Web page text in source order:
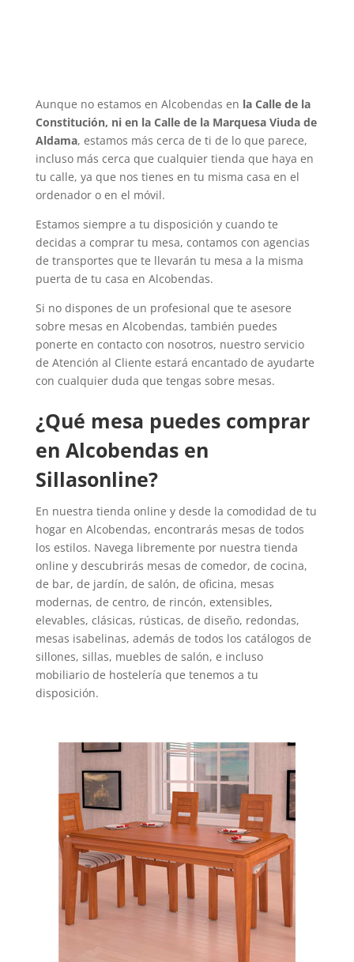
Aunque no estamos en Alcobendas en la Calle de la
Constitución, ni en la Calle de la Marquesa Viuda de
Aldama, estamos más cerca de ti de lo que parece,
incluso más cerca que cualquier tienda que haya en
tu calle, ya que nos tienes en tu misma casa en el
ordenador o en el móvil.
Estamos siempre a tu disposición y cuando te
decidas a comprar tu mesa, contamos con agencias
de transportes que te llevarán tu mesa a la misma
puerta de tu casa en Alcobendas.
Si no dispones de un profesional que te asesore
sobre mesas en Alcobendas, también puedes
ponerte en contacto con nosotros, nuestro servicio
de Atención al Cliente estará encantado de ayudarte
con cualquier duda que tengas sobre mesas.
¿Qué mesa puedes comprar
en Alcobendas en
Sillasonline?
En nuestra tienda online y desde la comodidad de tu
hogar en Alcobendas, encontrarás mesas de todos
los estilos. Navega libremente por nuestra tienda
online y descubrirás mesas de comedor, de cocina,
de bar, de jardín, de salón, de oficina, mesas
modernas, de centro, de rincón, extensibles,
elevables, clásicas, rústicas, de diseño, redondas,
mesas isabelinas, además de todos los catálogos de
sillones, sillas, muebles de salón, e incluso
mobiliario de hostelería que tenemos a tu
disposición.